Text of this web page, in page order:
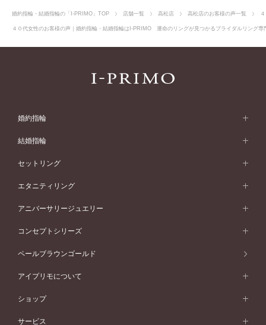
婚約指輪・結婚指輪の「I-PRIMO」TOP 店舗一覧 高松店 高松店のお客様の声一覧
４０代女性のお客様の声｜婚約指輪・結婚指輪はI-PRIMO 運命のリングが見つかるブライダルリング
婚約指輪
婚約指輪 (エンゲージリング)
婚約指輪一覧
ピンクゴールド
ペールブラウンゴールド
ウェーブライン
V字ライン
ワンサイドメレ
ダブルサイドメレ
シンプル
フェミニン
モード
50万円台～
40万円台～
30万円台～
婚約指輪 人気ランキング
結婚指輪
結婚指輪 (マリッジリング)
結婚指輪一覧
ピンクゴールド
ペールブラウンゴールド
ウェーブライン
V字ライン
ワンメレ
セベラルメレ
シンプル
フェミニン
モード
50万円～
40万円～50万円
セットリング
セットリング
セットリング一覧
ピンクゴールド
ペールブラウンゴールド
エタニティリング
エタニティリング
エタニティリング一覧
ピンクゴールド
ペールブラウンゴールド
アニバーサリージュエリー
アニバーサリージュエリー
アニバーサリージュエリー一覧
ファッションリング
ブレスレット
コンセプトシリーズ
コンセプトシリーズ
オリジンビリーフ
ペールブラウンゴールド
アイプリモについて
アイプリモについて
パーソナルハンド診断
ショップ
店舗一覧
サービス